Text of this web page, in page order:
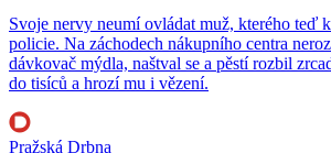
Svoje nervy neumí ovládat muž, kterého teď
policie. Na záchodech nákupního centra
dávkovač mýdla, naštval se a pěstí rozbil
do tisíců a hrozí mu i vězení.
Pražská Drbna